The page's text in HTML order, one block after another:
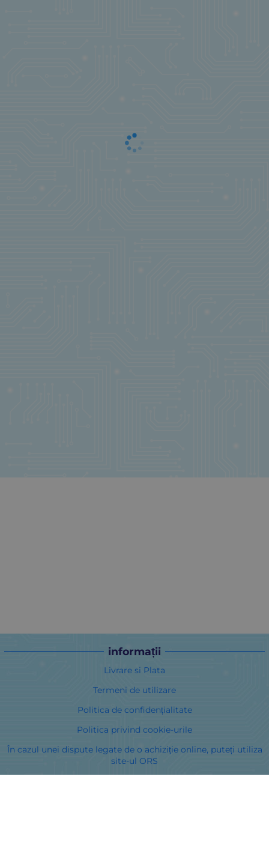
informații
Livrare si Plata
Termeni de utilizare
Politica de confidențialitate
Politica privind cookie-urile
În cazul unei dispute legate de o achiziție online, puteți utiliza
site-ul ORS